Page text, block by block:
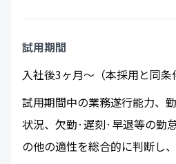
試用期間
入社後3ヶ月～（本採用と同条
試用期間中の業務遂行能力、
状況、欠勤·遅刻·早退等の勤
の他の適性を総合的に判断し、